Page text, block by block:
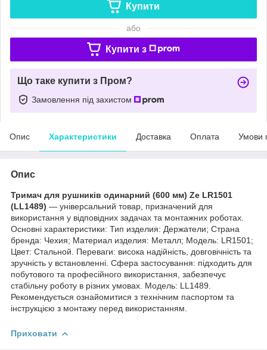
Купити
або
Купити з
Що таке купити з Пром?
Замовлення під захистом
Опис Характеристики Доставка Оплата Умови
Опис
Тримач для рушників одинарний (600 мм) Ze LR1501
(LL1489) — універсальний товар, призначений для
використання у відповідних задачах та монтажних роботах.
Основні характеристики: Тип изделия: Держатели; Страна
бренда: Чехия; Материал изделия: Металл; Мoдель: LR1501;
Цвет: Стальной. Переваги: висока надійність, довговічність та
зручність у встановленні. Сфера застосування: підходить для
побутового та професійного використання, забезпечує
стабільну роботу в різних умовах. Модель: LL1489.
Рекомендується ознайомитися з технічним паспортом та
інструкцією з монтажу перед використанням.
Приховати